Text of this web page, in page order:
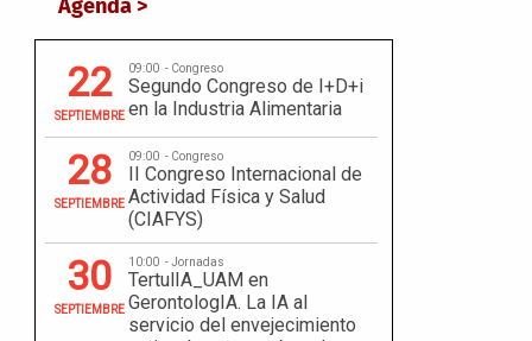
Agenda >